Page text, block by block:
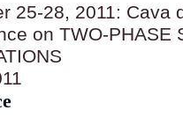
25-28, 2011: Cava
on TWO-PHASE